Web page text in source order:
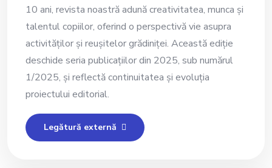
10 ani, revista noastră adună creativitatea, munca și
talentul copiilor, oferind o perspectivă vie asupra
activităților și reușitelor grădiniței. Această ediție
deschide seria publicațiilor din 2025, sub numărul
1/2025, și reflectă continuitatea și evoluția
proiectului editorial.
Legătură externă